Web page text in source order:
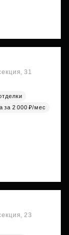
31
за 2 000 ₽/мес
23